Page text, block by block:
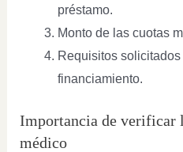
préstamo.
Monto de las cuotas
Requisitos solicitados
financiamiento.
Importancia de verificar
médico